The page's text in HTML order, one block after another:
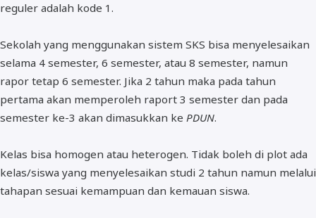
reguler adalah kode 1.
Sekolah yang menggunakan sistem SKS bisa menyelesaikan
selama 4 semester, 6 semester, atau 8 semester, namun
rapor tetap 6 semester. Jika 2 tahun maka pada tahun
pertama akan memperoleh raport 3 semester dan pada
semester ke-3 akan dimasukkan ke PDUN.
Kelas bisa homogen atau heterogen. Tidak boleh di plot ada
kelas/siswa yang menyelesaikan studi 2 tahun namun melalui
tahapan sesuai kemampuan dan kemauan siswa.